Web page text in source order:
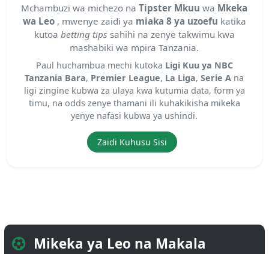
Mchambuzi wa michezo naTipster Mkuu wa Mkeka
wa Leo , mwenye zaidi ya miaka 8 ya uzoefu katika
kutoa betting tips sahihi na zenye takwimu kwa
mashabiki wa mpira Tanzania.
Paul huchambua mechi kutoka Ligi Kuu ya NBC
Tanzania Bara, Premier League, La Liga,Serie A na
ligi zingine kubwa za ulaya kwa kutumia data, form ya
timu, na odds zenye thamani ili kuhakikisha mikeka
yenye nafasi kubwa ya ushindi.
Zaidi Kuhusu Sisi
Mikeka ya Leo na Makala